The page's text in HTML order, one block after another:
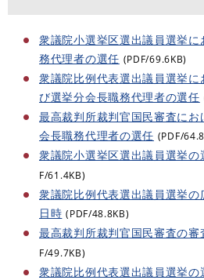
衆議院小選挙区選出議員選挙
務代理者の選任 (PDF/69.6KB)
衆議院比例代表選出議員選挙
び選挙分会長職務代理者の選任
最高裁判所裁判官国民審査に
会長職務代理者の選任 (PDF/
衆議院小選挙区選出議員選挙
F/61.4KB)
衆議院比例代表選出議員選挙
日時 (PDF/48.8KB)
最高裁判所裁判官国民審査の
F/49.7KB)
衆議院比例代表選出議員選挙